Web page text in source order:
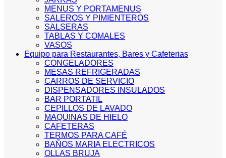
MENUS Y PORTAMENUS
SALEROS Y PIMIENTEROS
SALSERAS
TABLAS Y COMALES
VASOS
Equipo para Restaurantes, Bares y Cafeterias
CONGELADORES
MESAS REFRIGERADAS
CARROS DE SERVICIO
DISPENSADORES INSULADOS
BAR PORTATIL
CEPILLOS DE LAVADO
MAQUINAS DE HIELO
CAFETERAS
TERMOS PARA CAFÉ
BAÑOS MARIA ELECTRICOS
OLLAS BRUJA